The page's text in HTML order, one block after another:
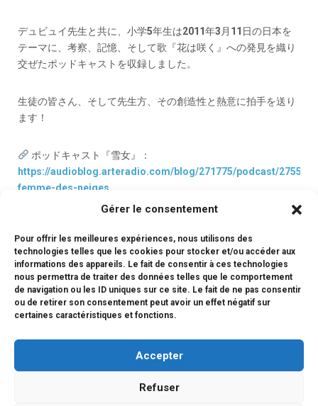
Gérer le consentement
Pour offrir les meilleures expériences, nous utilisons des
technologies telles que les cookies pour stocker et/ou accéder aux
informations des appareils. Le fait de consentir à ces technologies
nous permettra de traiter des données telles que le comportement
de navigation ou les ID uniques sur ce site. Le fait de ne pas consentir
ou de retirer son consentement peut avoir un effet négatif sur
certaines caractéristiques et fonctions.
Accepter
Refuser
デュビュイ先生と共に、小学5年生は2011年3月11日の日本を
テーマに、考察、記憶、そして歌『花は咲く』への発見を織り
交ぜたポッドキャストを収録しました。
生徒の皆さん、そして先生方、その創造性と熱意に拍手を送り
ます！
ポッドキャスト『雪女』：
https://audioblog.arteradio.com/blog/271775/podcast/
femme-des-neiges
https://audioblog.arteradio.com/blog/271775/podcast/
relier-par-les-mots-et-les-chansons
#maideslangues